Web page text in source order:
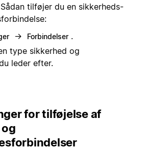
tilføjer du en sikkerheds-
→ Forbindelser .
type sikkerhed og
leder efter.
for tilføjelse af